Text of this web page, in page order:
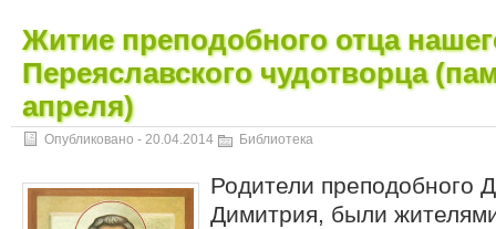
Житие преподобного отца
Переяславского чудотворца
апреля)
Опубликовано - 20.04.2014 Библиотека
Родители преподобного
Димитрия, были